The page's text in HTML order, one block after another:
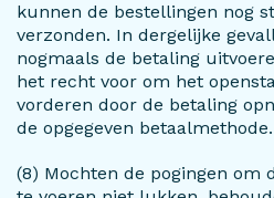
kunnen de bestellingen nog
verzonden. In dergelijke
nogmaals de betaling
het recht voor om het
vorderen door de betaling
de opgegeven betaalmethode.
(8) Mochten de pogingen om